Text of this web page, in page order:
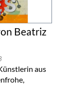
Beatriz
aus